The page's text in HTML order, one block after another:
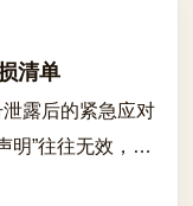
清单
露后的紧急应对
明”往往无效，不
失黄金止损期。